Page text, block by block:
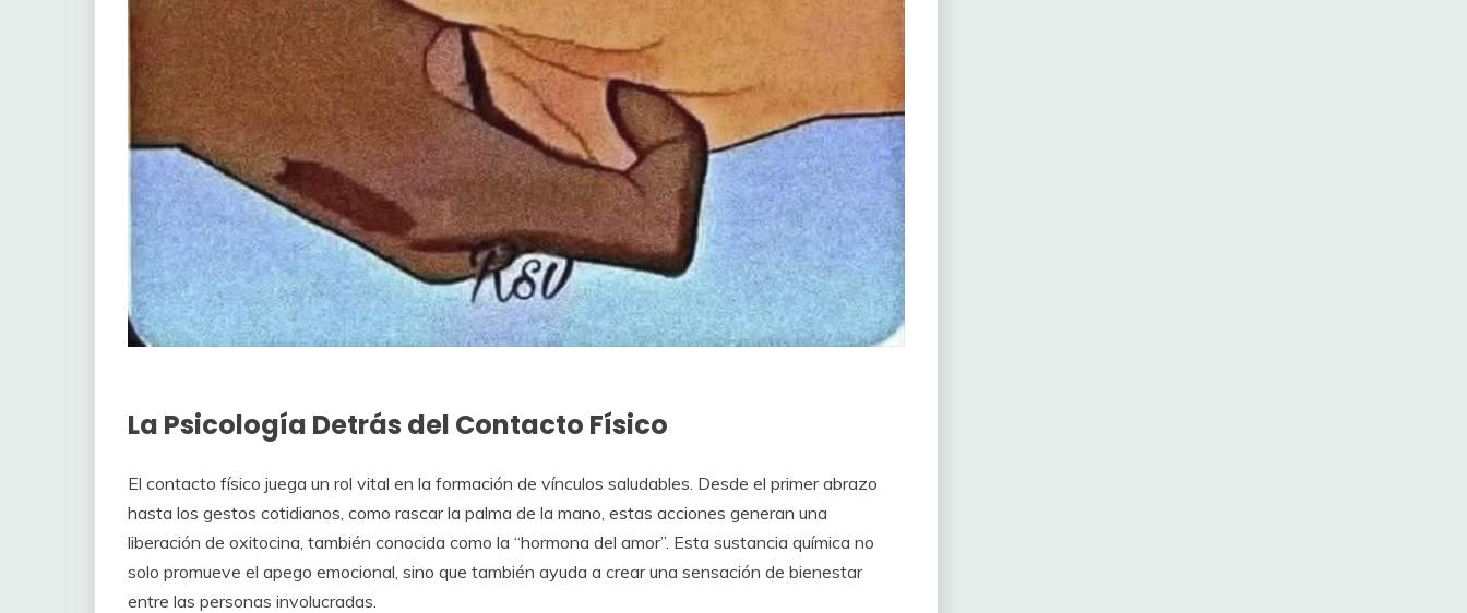
La Psicología Detrás del Contacto Físico
El contacto físico juega un rol vital en la formación de vínculos saludables. Desde el primer abrazo
hasta los gestos cotidianos, como rascar la palma de la mano, estas acciones generan una
liberación de oxitocina, también conocida como la “hormona del amor”. Esta sustancia química no
solo promueve el apego emocional, sino que también ayuda a crear una sensación de bienestar
entre las personas involucradas.